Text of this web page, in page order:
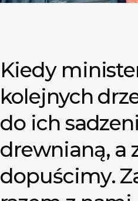
Kiedy
kolejnych
do ich
drewnianą, a
dopuścimy.